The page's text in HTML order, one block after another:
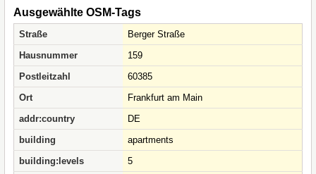
Ausgewählte OSM-Tags
Straße
Berger Straße
Hausnummer
159
Postleitzahl
60385
Ort
Frankfurt am Main
addr:country
DE
building
apartments
building:levels
5